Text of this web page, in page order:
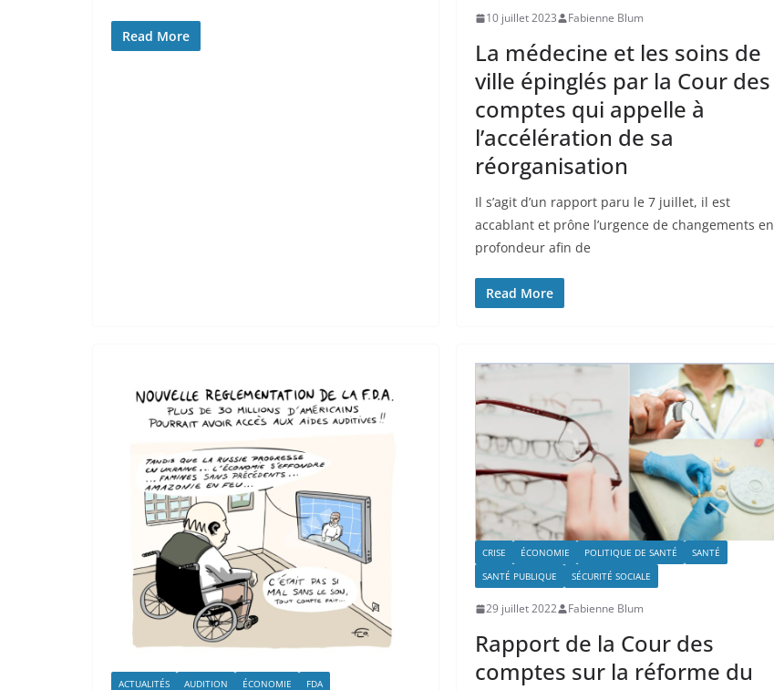
Read More
10 juillet 2023 Fabienne Blum
La médecine et les soins de
ville épinglés par la Cour des
comptes qui appelle à
l’accélération de sa
réorganisation
Il s’agit d’un rapport paru le 7 juillet, il est
accablant et prône l’urgence de changements en
profondeur afin de
Read More
ACTUALITÉS AUDITION ÉCONOMIE FDA
CRISE ÉCONOMIE POLITIQUE DE SANTÉ
SANTÉ
SANTÉ PUBLIQUE
SÉCURITÉ SOCIALE
29 juillet 2022 Fabienne Blum
Rapport de la Cour des
comptes sur la réforme du